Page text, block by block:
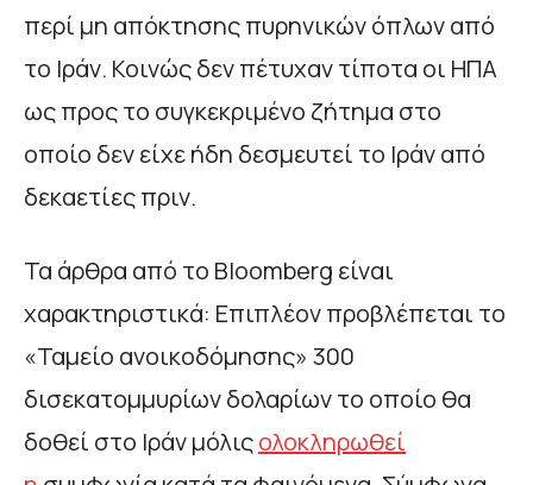
περί μη απόκτησης πυρηνικών όπλων από
το Ιράν. Κοινώς δεν πέτυχαν τίποτα οι ΗΠΑ
ως προς το συγκεκριμένο ζήτημα στο
οποίο δεν είχε ήδη δεσμευτεί το Ιράν από
δεκαετίες πριν.
Τα άρθρα από το Bloomberg είναι
χαρακτηριστικά: Επιπλέον προβλέπεται το
«Ταμείο ανοικοδόμησης» 300
δισεκατομμυρίων δολαρίων το οποίο θα
δοθεί στο Ιράν μόλιςολοκληρωθεί